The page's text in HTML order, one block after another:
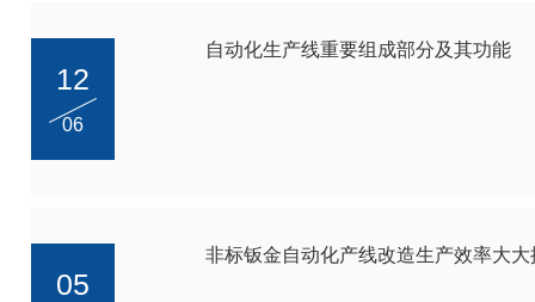
12
06
自动化生产线重要组成部分及其功能
05
非标钣金自动化产线改造生产效率大大